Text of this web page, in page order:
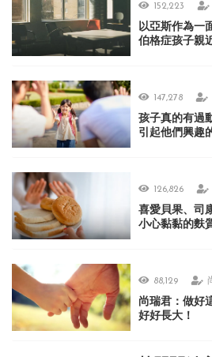
152,223
以亞斯作為一
伯格症孩子親
147,278
孩子真的有過
引起他們興趣
126,826
喜愛貝果、司
小心黏黏的麩
88,129
尚瑞君：做好
好好長大！